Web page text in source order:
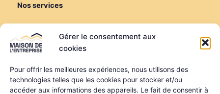
Gérer le consentement aux
cookies
Pour offrir les meilleures expériences, nous utilisons des
technologies telles que les cookies pour stocker et/ou
accéder aux informations des appareils. Le fait de consentir à
Nos services
Louer une salle de réunion
Louer un bureau
Domiciliation
Informations